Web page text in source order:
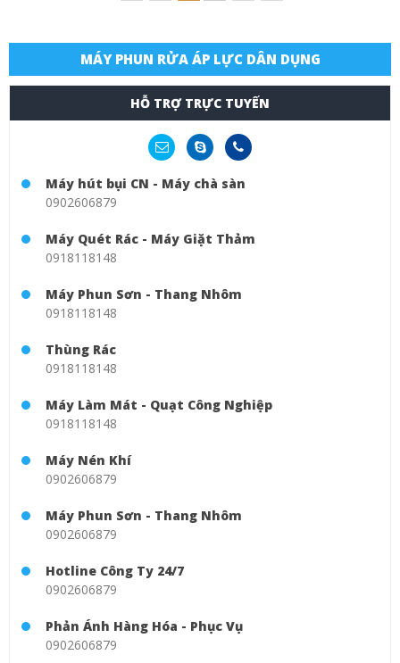
MÁY PHUN RỬA ÁP LỰC DÂN DỤNG
HỖ TRỢ TRỰC TUYẾN
Máy hút bụi CN - Máy chà sàn
0902606879
Máy Quét Rác - Máy Giặt Thảm
0918118148
Máy Phun Sơn - Thang Nhôm
0918118148
Thùng Rác
0918118148
Máy Làm Mát - Quạt Công Nghiệp
0918118148
Máy Nén Khí
0902606879
Máy Phun Sơn - Thang Nhôm
0902606879
Hotline Công Ty 24/7
0902606879
Phản Ánh Hàng Hóa - Phục Vụ
0902606879